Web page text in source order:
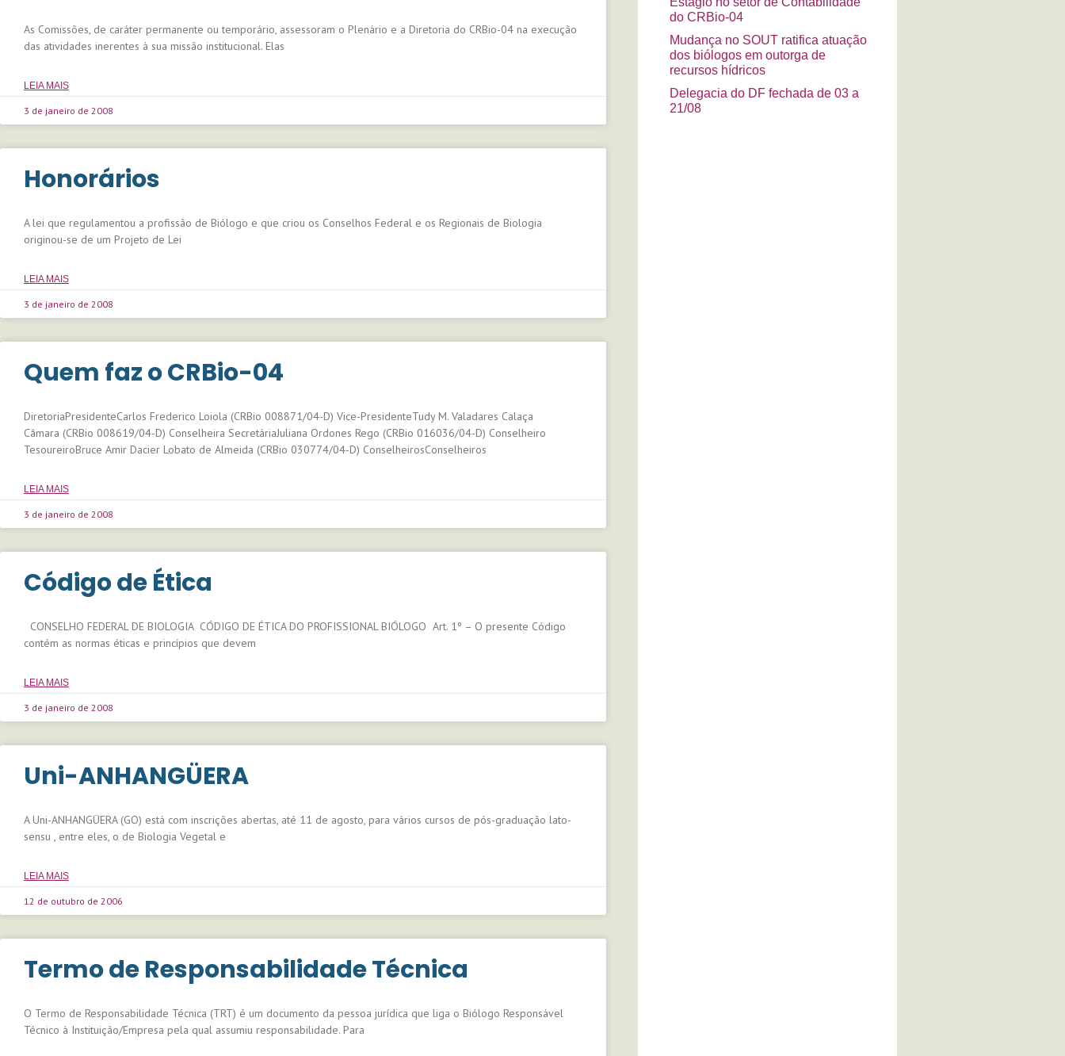
As Comissões, de caráter permanente ou temporário, assessoram o Plenário e a Diretoria do CRBio-04 na execução
das atividades inerentes à sua missão institucional. Elas
LEIA MAIS
3 de janeiro de 2008
Honorários
A lei que regulamentou a profissão de Biólogo e que criou os Conselhos Federal e os Regionais de Biologia
originou-se de um Projeto de Lei
LEIA MAIS
3 de janeiro de 2008
Quem faz o CRBio-04
DiretoriaPresidenteCarlos Frederico Loiola (CRBio 008871/04-D) Vice-PresidenteTudy M. Valadares Calaça
Câmara (CRBio 008619/04-D) Conselheira SecretáriaJuliana Ordones Rego (CRBio 016036/04-D) Conselheiro
TesoureiroBruce Amir Dacier Lobato de Almeida (CRBio 030774/04-D) ConselheirosConselheiros
LEIA MAIS
3 de janeiro de 2008
Código de Ética
CONSELHO FEDERAL DE BIOLOGIA CÓDIGO DE ÉTICA DO PROFISSIONAL BIÓLOGO Art. 1º – O presente Código
contém as normas éticas e princípios que devem
LEIA MAIS
3 de janeiro de 2008
Uni-ANHANGÜERA
A Uni-ANHANGÜERA (GO) está com inscrições abertas, até 11 de agosto, para vários cursos de pós-graduação lato-
sensu , entre eles, o de Biologia Vegetal e
LEIA MAIS
12 de outubro de 2006
Termo de Responsabilidade Técnica
O Termo de Responsabilidade Técnica (TRT) é um documento da pessoa jurídica que liga o Biólogo Responsável
Técnico à Instituição/Empresa pela qual assumiu responsabilidade. Para
do CRBio-04
Mudança no SOUT ratifica atuação
dos biólogos em outorga de
recursos hídricos
Delegacia do DF fechada de 03 a
21/08